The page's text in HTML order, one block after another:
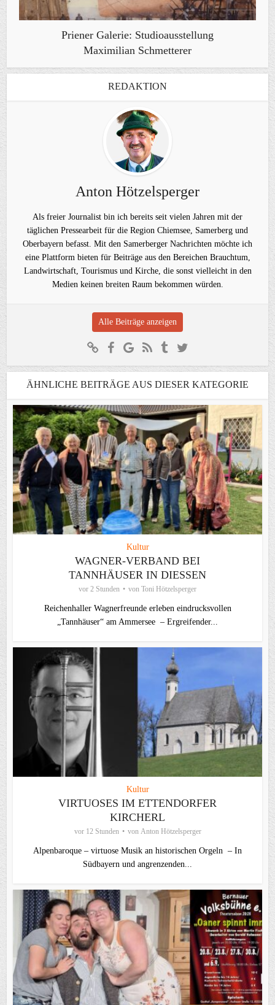
Priener Galerie: Studioausstellung
Maximilian Schmetterer
REDAKTION
Anton Hötzelsperger
Als freier Journalist bin ich bereits seit vielen Jahren mit der
täglichen Pressearbeit für die Region Chiemsee, Samerberg und
Oberbayern befasst. Mit den Samerberger Nachrichten möchte ich
eine Plattform bieten für Beiträge aus den Bereichen Brauchtum,
Landwirtschaft, Tourismus und Kirche, die sonst vielleicht in den
Medien keinen breiten Raum bekommen würden.
Alle Beiträge anzeigen
ÄHNLICHE BEITRÄGE AUS DIESER KATEGORIE
Kultur
WAGNER-VERBAND BEI
TANNHÄUSER IN DIESSEN
vor 2 Stunden von Toni Hötzelsperger
Reichenhaller Wagnerfreunde erleben eindrucksvollen
„Tannhäuser“ am Ammersee – Ergreifender...
Kultur
VIRTUOSES IM ETTENDORFER
KIRCHERL
vor 12 Stunden von Anton Hötzelsperger
Alpenbaroque – virtuose Musik an historischen Orgeln – In
Südbayern und angrenzenden...